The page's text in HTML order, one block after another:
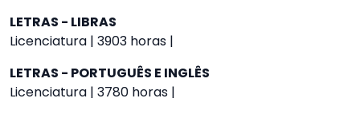
LETRAS - LIBRAS
Licenciatura | 3903 horas |
LETRAS - PORTUGUÊS E INGLÊS
Licenciatura | 3780 horas |